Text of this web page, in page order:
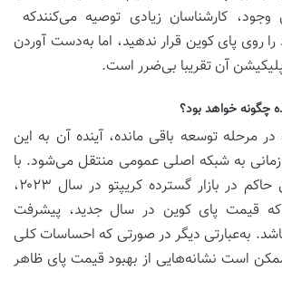
کارشناسان زیادی توصیه می‌کنندکه
روی پای کوین قرار ندهید، اما به‌دست آوردن
آن تقریبا بی‌ضرر است.
چگونه خواهد بود؟
در مرحله توسعه باقی مانده، آینده آن به این
به شبکه اصلی عمومی منتقل می‌شود. با
توجه به روند نزولی حاکم در بازار گسترده کریپتو در سال ۲۰۲۳،
قیمت پای کوین در سال جدید، پیشرفت
به‌عبارتی دیگر در صورتی که احساسات کلی
است نشانه‌هایی از بهبود قیمت پای ظاهر